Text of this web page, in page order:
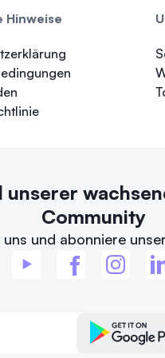
Hinweise
unserer
Community
uns und abonniere